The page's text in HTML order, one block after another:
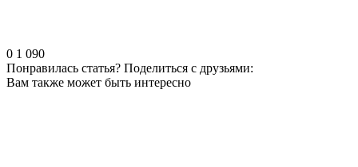
0 1 090
Понравилась статья? Поделиться с друзьями:
Вам также может быть интересно